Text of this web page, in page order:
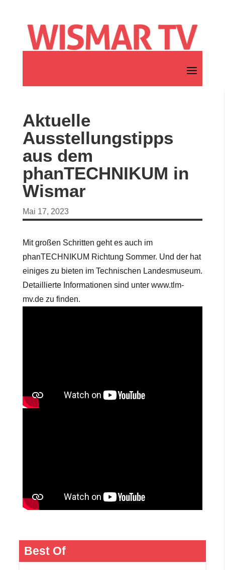
Aktuelle
Ausstellungstipps
aus dem
phanTECHNIKUM in
Wismar
Mai 17, 2023
Mit großen Schritten geht es auch im
phanTECHNIKUM Richtung Sommer. Und der hat
einiges zu bieten im Technischen Landesmuseum.
Detaillierte Informationen sind unter www.tlm-
mv.de zu finden.
Best Of